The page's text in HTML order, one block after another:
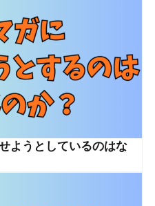
ようとしているのはな